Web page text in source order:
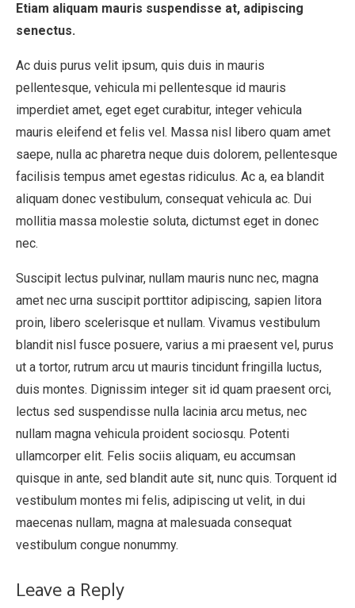
Etiam aliquam mauris suspendisse at, adipiscing
senectus.
Ac duis purus velit ipsum, quis duis in mauris
pellentesque, vehicula mi pellentesque id mauris
imperdiet amet, eget eget curabitur, integer vehicula
mauris eleifend et felis vel. Massa nisl libero quam amet
saepe, nulla ac pharetra neque duis dolorem, pellentesque
facilisis tempus amet egestas ridiculus. Ac a, ea blandit
aliquam donec vestibulum, consequat vehicula ac. Dui
mollitia massa molestie soluta, dictumst eget in donec
nec.
Suscipit lectus pulvinar, nullam mauris nunc nec, magna
amet nec urna suscipit porttitor adipiscing, sapien litora
proin, libero scelerisque et nullam. Vivamus vestibulum
blandit nisl fusce posuere, varius a mi praesent vel, purus
ut a tortor, rutrum arcu ut mauris tincidunt fringilla luctus,
duis montes. Dignissim integer sit id quam praesent orci,
lectus sed suspendisse nulla lacinia arcu metus, nec
nullam magna vehicula proident sociosqu. Potenti
ullamcorper elit. Felis sociis aliquam, eu accumsan
quisque in ante, sed blandit aute sit, nunc quis. Torquent id
vestibulum montes mi felis, adipiscing ut velit, in dui
maecenas nullam, magna at malesuada consequat
vestibulum congue nonummy.
Leave a Reply